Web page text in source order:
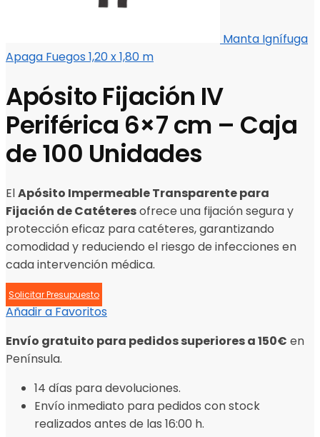
Manta Ignífuga
Apaga Fuegos 1,20 x 1,80 m
Apósito Fijación IV
Periférica 6×7 cm – Caja
de 100 Unidades
ElApósito Impermeable Transparente para
Fijación de Catéteresofrece una fijación segura y
protección eficaz para catéteres, garantizando
comodidad y reduciendo el riesgo de infecciones en
cada intervención médica.
Solicitar Presupuesto
Añadir a Favoritos
Envío gratuito para pedidos superiores a 150€ en
Península.
14 días para devoluciones.
Envío inmediato para pedidos con stock
realizados antes de las 16:00 h.